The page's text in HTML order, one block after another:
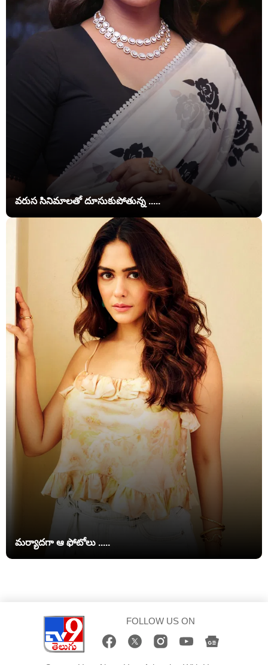
వరుస సినిమాలతో దూసుకుపోతున్న .....
మర్యాదగా ఆ ఫోటోలు .....
FOLLOW US ON